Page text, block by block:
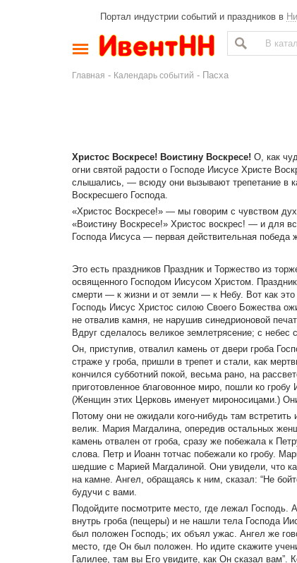
Портал индустрии событий и праздников в
Главная - Календарь событий - Пасха
Христос Воскресе! Воистину Воскресе! О, как
огни святой радости о Господе Иисусе Христе
слышались, — всюду они вызывают трепетание в
Воскресшего Господа.
«Христос Воскресе!» — мы говорим с чувством
«Воистину Воскресе!» Христос воскрес! — и для
Господа Иисуса — первая действительная
Это есть праздников Праздник и Торжество из
освященного Господом Иисусом Христом.
смерти — к жизни и от земли — к Небу. Вот как
Господь Иисус Христос силою Своего Божества
не отвалив камня, не нарушив синедрионовой
Вдруг сделалось великое землетрясение; с небес
Он, приступив, отвалил камень от двери гроба
страже у гроба, пришли в трепет и стали, как
кончился субботний покой, весьма рано, на
приготовленное благовонное миро, пошли ко
(Женщин этих Церковь именует мироносицами.)
Потому они не ожидали кого-нибудь там
велик. Мария Магдалина, опередив остальных
камень отвален от гроба, сразу же побежала к
слова. Петр и Иоанн тотчас побежали ко гробу.
шедшие с Марией Магдалиной. Они увидели, что
на камне. Ангел, обращаясь к ним, сказал: “Не
будучи с вами.
Подойдите посмотрите место, где лежал Господь.
внутрь гроба (пещеры) и не нашли тела Господа
был положен Господь; их объял ужас. Ангел же
место, где Он был положен. Но идите скажите
Галилее, там вы Его увидите, как Он сказал